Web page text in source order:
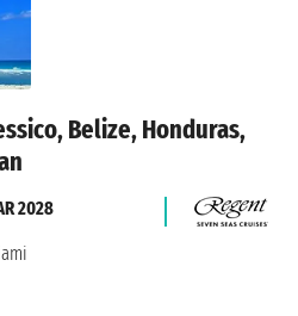
Belize, Honduras,
2028